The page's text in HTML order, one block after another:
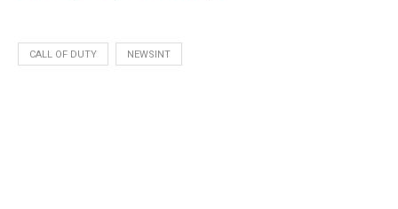
CALL OF DUTY NEWSINT